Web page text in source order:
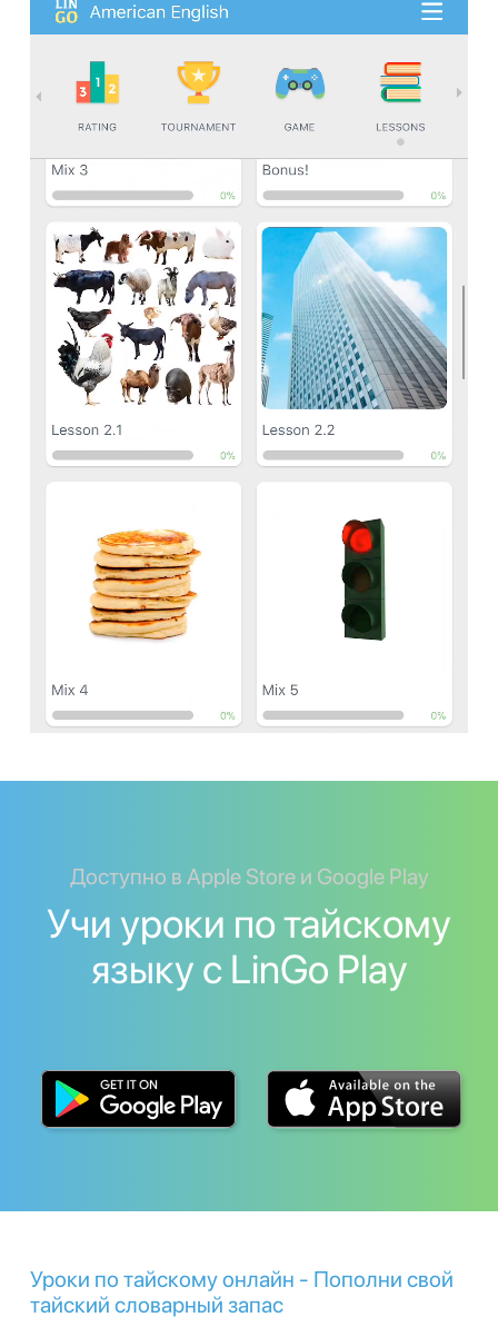
Доступно в Apple Store и Google Play
Учи уроки по тайскому
языку с LinGo Play
Уроки по тайскому онлайн - Пополни свой
тайский словарный запас